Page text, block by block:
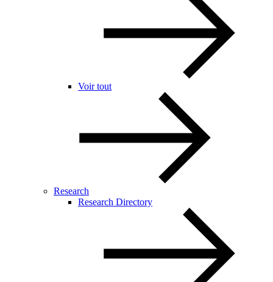
Voir tout
Research
Research Directory